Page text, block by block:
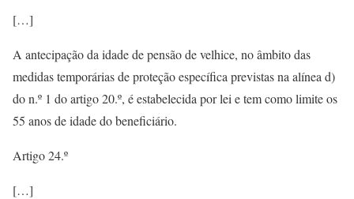
[…]
A antecipação da idade de pensão de velhice, no âmbito das
medidas temporárias de proteção específica previstas na alínea d)
do n.º 1 do artigo 20.º, é estabelecida por lei e tem como limite os
55 anos de idade do beneficiário.
Artigo 24.º
[…]